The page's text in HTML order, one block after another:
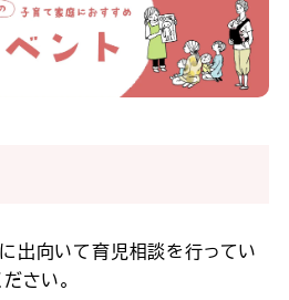
出向いて育児相談を行ってい
さい。